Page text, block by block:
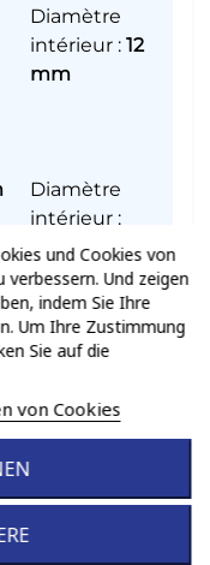
und Cookies von
Und zeigen
indem Sie Ihre
Um Ihre Zustimmung
Sie auf die
von Cookies
Diamètre
intérieur : 12
mm
Diamètre
intérieur :
40.79 mm